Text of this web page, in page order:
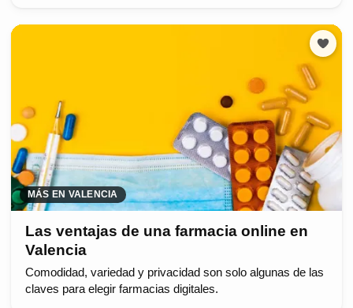
MÁS EN VALENCIA
Las ventajas de una farmacia online en
Valencia
Comodidad, variedad y privacidad son solo algunas de las
claves para elegir farmacias digitales.